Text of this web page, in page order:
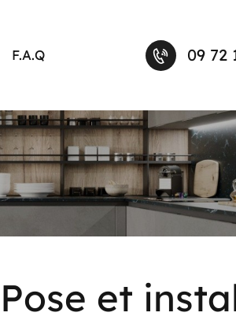
F.A.Q 09 72
Pose et